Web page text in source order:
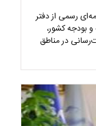
رسمی از دفتر
بودجه کشور،
در مناطق